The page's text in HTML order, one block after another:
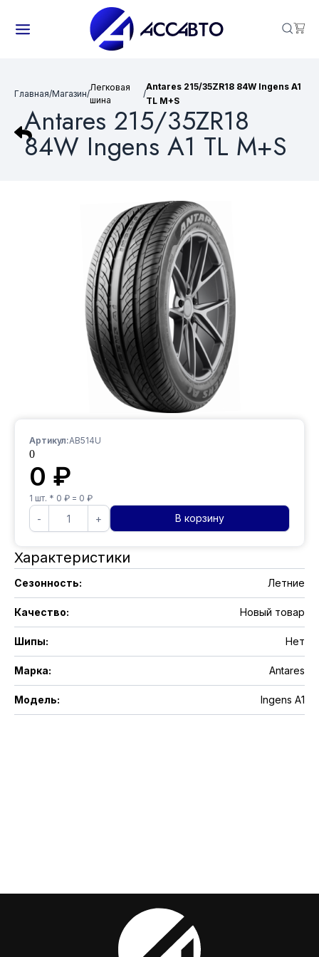
Главная/Магазин/
Легковая
шина
/
Antares 215/35ZR18 84W Ingens A1
TL M+S
Antares 215/35ZR18
84W Ingens A1 TL M+S
Характеристики
Сезонность: Летние
Качество: Новый товар
Шипы: Нет
Марка: Antares
Модель: Ingens A1
Артикул:AB514U
0
0 ₽
1 шт. * 0 ₽ = 0 ₽
- + В корзину